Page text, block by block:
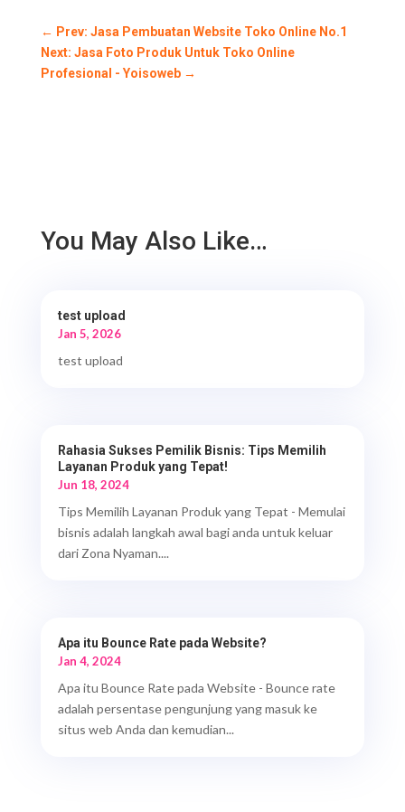
← Prev: Jasa Pembuatan Website Toko Online No.1
Next: Jasa Foto Produk Untuk Toko Online
Profesional - Yoisoweb→
You May Also Like…
test upload
Jan 5, 2026
test upload
Rahasia Sukses Pemilik Bisnis: Tips Memilih
Layanan Produk yang Tepat!
Jun 18, 2024
Tips Memilih Layanan Produk yang Tepat - Memulai
bisnis adalah langkah awal bagi anda untuk keluar
dari Zona Nyaman....
Apa itu Bounce Rate pada Website?
Jan 4, 2024
Apa itu Bounce Rate pada Website - Bounce rate
adalah persentase pengunjung yang masuk ke
situs web Anda dan kemudian...